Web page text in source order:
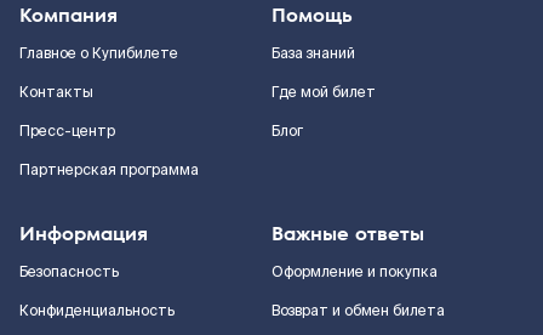
Компания
Главное о Купибилете
Контакты
Пресс-центр
Партнерская программа
Помощь
База знаний
Где мой билет
Блог
Информация
Безопасность
Конфиденциальность
Важные ответы
Оформление и покупка
Возврат и обмен билета